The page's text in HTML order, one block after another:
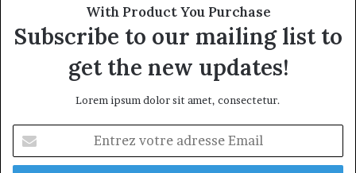
With Product You Purchase
Subscribe to our mailing list to
get the new updates!
Lorem ipsum dolor sit amet, consectetur.
votre
adresse